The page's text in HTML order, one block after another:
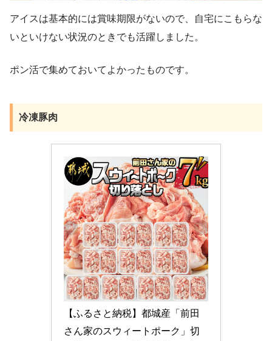
アイスは基本的には賞味期限がないので、自宅にこもらな
いといけない状況のときでも活躍しました。
ポン活で集めておいてよかったものです。
冷凍豚肉
【ふるさと納税】都城産「前田
さん家のスウィートポーク」切